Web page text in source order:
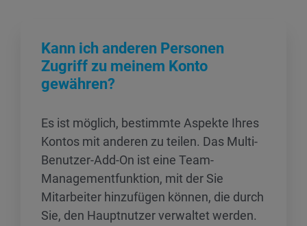
Kann ich anderen Personen
Zugriff zu meinem Konto
gewähren?
Es ist möglich, bestimmte Aspekte Ihres
Kontos mit anderen zu teilen. Das Multi-
Benutzer-Add-On ist eine Team-
Managementfunktion, mit der Sie
Mitarbeiter hinzufügen können, die durch
Sie, den Hauptnutzer verwaltet werden.